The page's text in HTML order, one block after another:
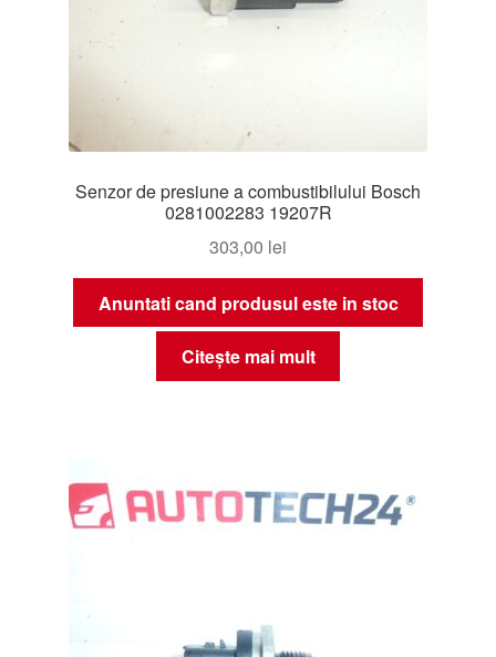
Senzor de presiune a combustibilului Bosch
0281002283 19207R
303,00 lei
Anuntati cand produsul este in stoc
Citește mai mult